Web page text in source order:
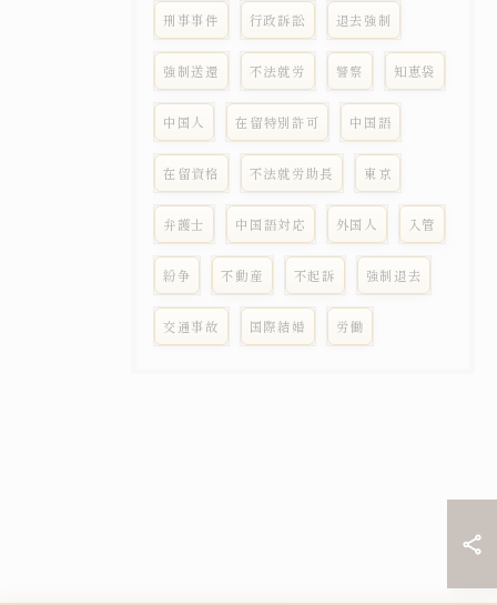
刑事事件 行政訴訟 退去強制
強制送還 不法就労 警察 知恵袋
中国人 在留特別許可 中国語
在留資格 不法就労助長 東京
弁護士 中国語対応 外国人 入管
紛争 不動産 不起訴 強制退去
交通事故 国際結婚 労働